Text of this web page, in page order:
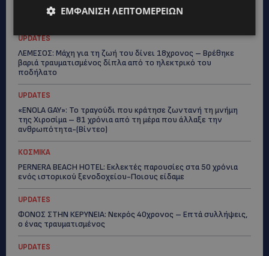
ΣΤΟ «ΚΟΚΚΙΝΟ» Η ΖΕΣΤΗ: Νέα κίτρινη προειδοποίηση και
40άρια στο εσωτερικό
UPDATES
ΛΕΜΕΣΟΣ: Μάχη για τη ζωή του δίνει 18χρονος – Βρέθηκε
βαριά τραυματισμένος δίπλα από το ηλεκτρικό του
ποδήλατο
UPDATES
«ENOLA GAY»: Το τραγούδι που κράτησε ζωντανή τη μνήμη
της Χιροσίμα – 81 χρόνια από τη μέρα που άλλαξε την
ανθρωπότητα-(Bίντεο)
ΚΟΣΜΙΚΑ
PERNERA BEACH HOTEL: Εκλεκτές παρουσίες στα 50 χρόνια
ενός ιστορικού ξενοδοχείου-Ποιους είδαμε
UPDATES
ΦΟΝΟΣ ΣΤΗΝ ΚΕΡΥΝΕΙΑ: Νεκρός 40χρονος – Επτά συλλήψεις,
ο ένας τραυματισμένος
UPDATES
ΕΜΦΆΝΙΣΗ ΛΕΠΤΟΜΕΡΕΙΏΝ